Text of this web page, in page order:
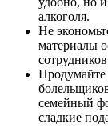
алкоголя.
Не
материалы
семейный
сладкие